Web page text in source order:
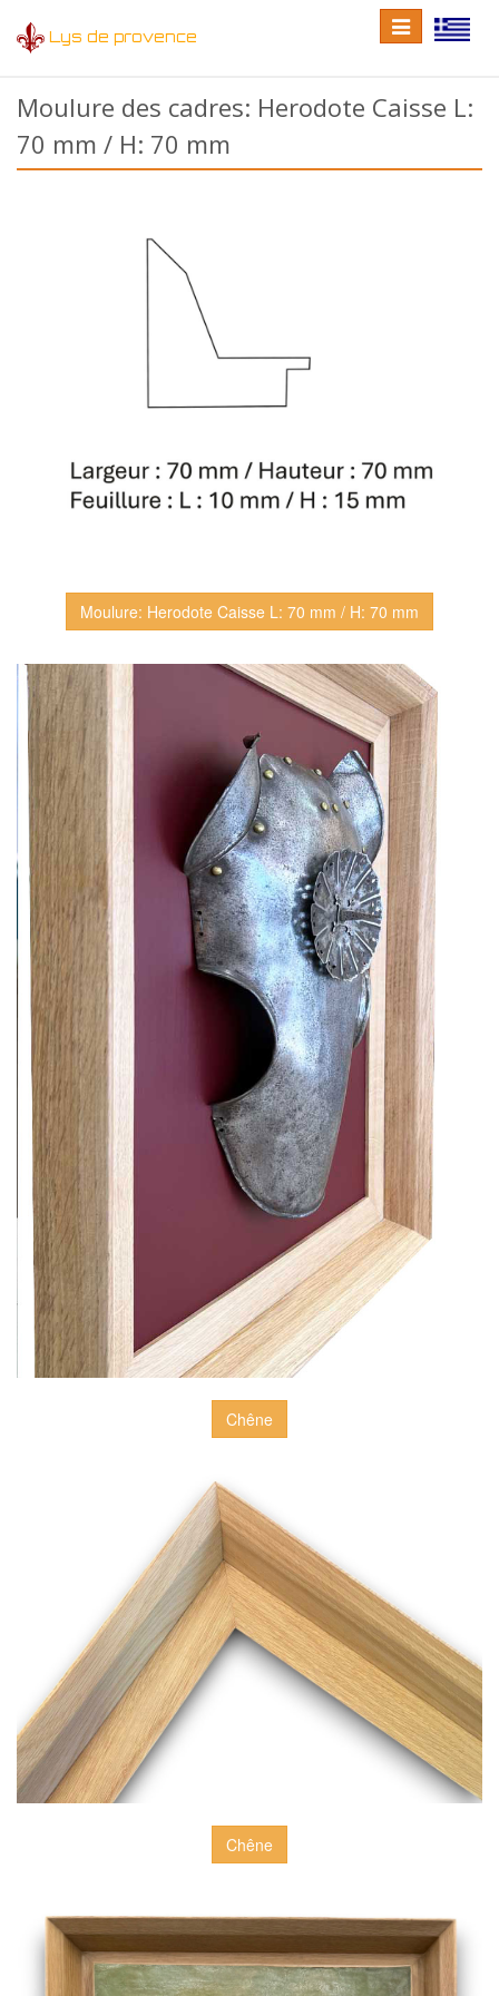
Lys de provence
Toggle
language
Toggle
navigation
Moulure des cadres: Herodote Caisse L:
70 mm / H: 70 mm
Moulure: Herodote Caisse L: 70 mm / H: 70 mm
Chêne
Chêne